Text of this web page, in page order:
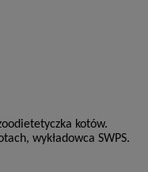
kotów.
wykładowca SWPS.